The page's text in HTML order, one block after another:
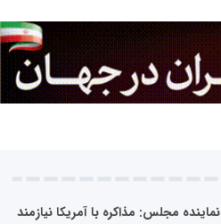
نماینده مجلس: مذاکره با آمریکا نیازمند